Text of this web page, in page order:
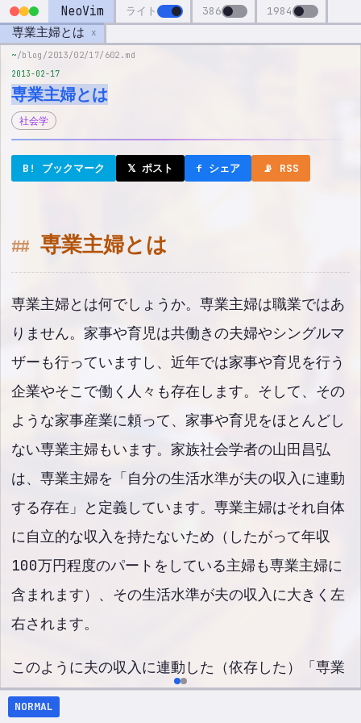
NeoVim ライト 386 1984
専業主婦とは x
~/blog/2013/02/17/602.md
2013-02-17
専業主婦とは
社会学
B! ブックマーク 𝕏 ポスト f シェア 📡 RSS
専業主婦とは
専業主婦とは何でしょうか。専業主婦は職業ではあ
りません。家事や育児は共働きの夫婦やシングルマ
ザーも行っていますし、近年では家事や育児を行う
企業やそこで働く人々も存在します。そして、その
ような家事産業に頼って、家事や育児をほとんどし
ない専業主婦もいます。家族社会学者の山田昌弘
は、専業主婦を「自分の生活水準が夫の収入に連動
する存在」と定義しています。専業主婦はそれ自体
に自立的な収入を持たないため（したがって年収
100万円程度のパートをしている主婦も専業主婦に
含まれます）、その生活水準が夫の収入に大きく左
右されます。
このように夫の収入に連動した（依存した）「専業
主婦という立場」が成立したのは、実はごく最近に
NORMAL